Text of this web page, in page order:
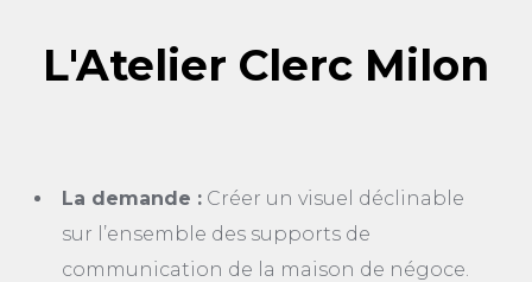
L'Atelier Clerc Milon
La demande : Créer un visuel déclinable
sur l’ensemble des supports de
communication de la maison de négoce.